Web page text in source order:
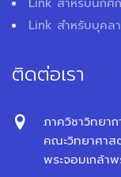
Link สำหรับบุคล
ติดต่อเรา
ภาควิชาวิทยา
คณะวิทยาศาส
พระจอมเกล้า